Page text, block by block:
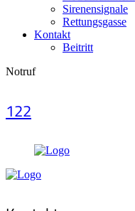
Sirenensignale
Rettungsgasse
Kontakt
Beitritt
Notruf
122